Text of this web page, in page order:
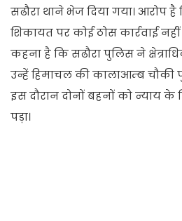
सढौरा थाने भेज दिया गया। आरोप
शिकायत पर कोई ठोस कार्रवाई
कहना है कि सढौरा पुलिस ने
उन्हें हिमाचल की कालाआम्ब चौकी
इस दौरान दोनों बहनों को न्याय
पड़ा।